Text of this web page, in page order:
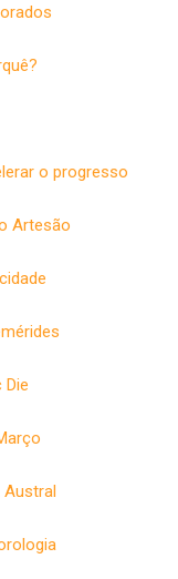
o progresso
Artesão
Die
Austral